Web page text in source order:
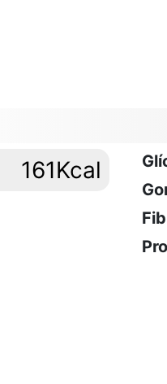
161Kcal